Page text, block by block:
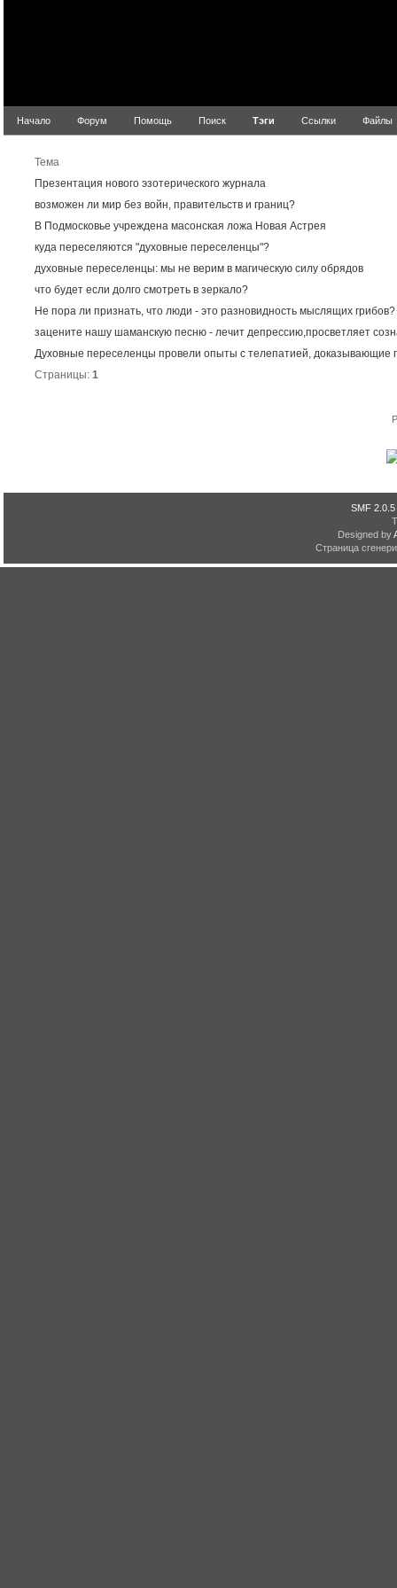
Начало Форум Помощь Поиск Тэги Ссылки Файлы
Тема
Презентация нового эзотерического журнала
возможен ли мир без войн, правительств и границ?
В Подмосковье учреждена масонская ложа Новая Астрея
куда переселяются "духовные переселенцы"?
духовные переселенцы: мы не верим в магическую силу обрядов
что будет если долго смотреть в зеркало?
Не пора ли признать, что люди - это разновидность мыслящих грибов?
зацените нашу шаманскую песню - лечит депрессию,просветляет
Духовные переселенцы провели опыты с телепатией, доказывающие
Страницы: 1
SMF 2.0.5
Designed by
Страница